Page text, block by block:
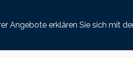
Angebote erklären Sie sich mit
Busreisen Golfreisen
7 Tage 2 Reisende